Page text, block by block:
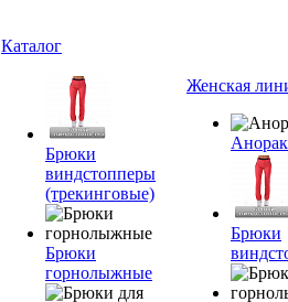
Каталог
Брюки
виндстопперы
(трекинговые)
Брюки
горнолыжные
Женская
Брюки